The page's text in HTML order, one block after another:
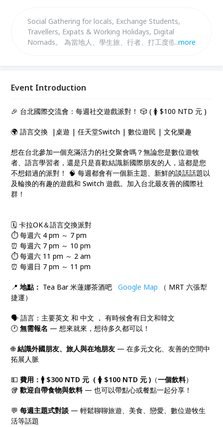
Social Gathering for locals, Exchange Students,
Travellers, Expats & Working Holidays, Digital
Nomads。 為當地人、學生旅、行者、打工度假、外
행자, 외국인, 워킹 홀리데이, 디지털 노마드를 위한 소
...more
Event Introduction
🎉 台北國際交流會：每週社交遊戲派對！ 🎲 ( 🚺 $100 NTD 元 )
🌍 語言交換 |桌遊 | 任天堂Switch | 數位遊民 | 文化樂趣
想在台北參加一個充滿活力的社交聚會嗎？無論您是數位遊牧
者、語言學習者，還是只是喜歡結識新國際朋友的人，這都是您
不想錯過的派對！ 🧠 每週都會有一個新主題、新鮮的談話話題以
及輪換的有趣的遊戲和 Switch 遊戲。加入台北最友善的國際社
群！
🗓️ 卡拉OK＆語言交換派對
⏱️ 每週六 4 pm ～ 7 pm
⏰ 每週六 7 pm ～ 10 pm
⏱️ 每週六 11 pm ～ 2 am
⏰ 每週日 7 pm ～ 11 pm
📍地點： Tea Bar 米蓮娜茶酒吧Google Map
（ MRT 六張犁
捷運）
🗣️ 語言：主要英文 和 中文 ， 有時候會有日文和韓文
🕐無需報名 — 想來就來，想待多久都可以！
🌐結識外國朋友、旅人與在地朋友 — 在多元文化、友善的空間中
拓展人脈
💵費用：🚹 $300 NTD 元 ( 🚺 $100 NTD 元 ) （一個飲料）
🥡歡迎自帶食物與飲料— 也可以帶點心或餐點一起分享！
💬每週主題式對談 — 輕鬆聊聊旅遊、美食、戀愛、數位遊牧生
活等話題